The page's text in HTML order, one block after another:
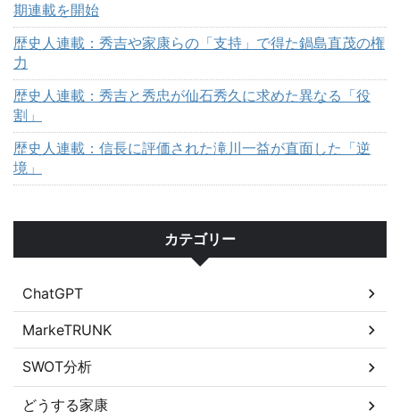
期連載を開始
歴史人連載：秀吉や家康らの「支持」で得た鍋島直茂の権
力
歴史人連載：秀吉と秀忠が仙石秀久に求めた異なる「役
割」
歴史人連載：信長に評価された滝川一益が直面した「逆
境」
カテゴリー
ChatGPT
MarkeTRUNK
SWOT分析
どうする家康